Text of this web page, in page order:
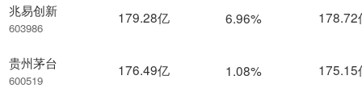
兆易创新
603986
贵州茅台
600519
179.28亿 6.96% 178.72
176.49亿 1.08% 175.15